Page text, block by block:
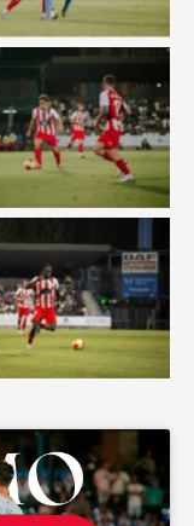
Sin leyenda
Sin leyenda